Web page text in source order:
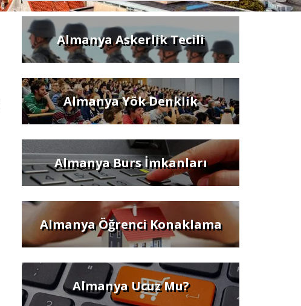
Almanya Askerlik Tecili
Almanya Yök Denklik
Almanya Burs İmkanları
Almanya Öğrenci Konaklama
Almanya Ucuz Mu?